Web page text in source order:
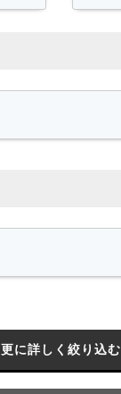
更に詳しく絞り込む